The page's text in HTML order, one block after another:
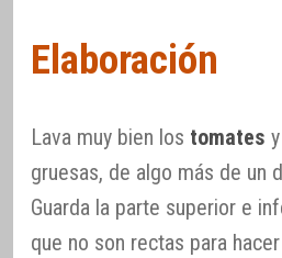
Elaboración
Lava muy bien los tomates
gruesas, de algo más de un
Guarda la parte superior e
que no son rectas para